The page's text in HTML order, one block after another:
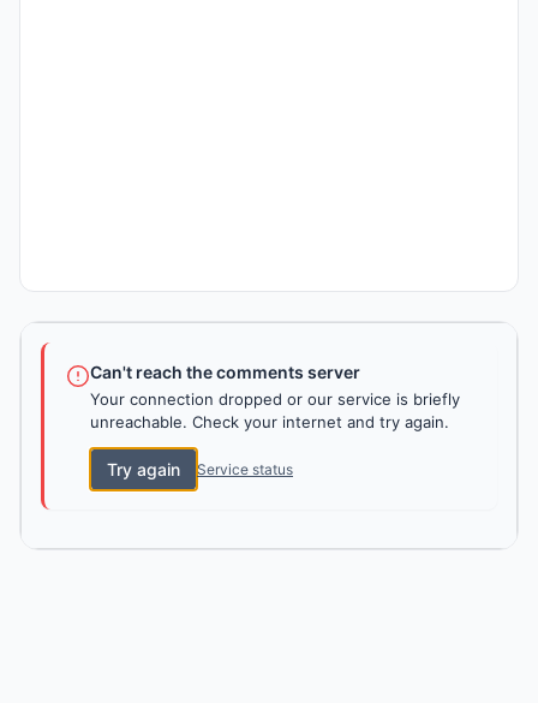
Can't reach the comments server
Your connection dropped or our service is briefly
unreachable. Check your internet and try again.
Try again Service status